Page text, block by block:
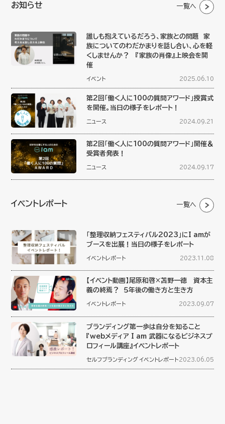
お知らせ 一覧へ
誰しも抱えているだろう、家族との問題 家
族についてのわだかまりを話し合い、心を軽
くしませんか？ 『家族の肖像』上映会を開
催
イベント 2025.06.10
第2回「働く人に100の質問アワード」授賞式
を開催。当日の様子をレポート！
ニュース 2024.09.21
第2回「働く人に100の質問アワード」開催＆
受賞者発表！
ニュース 2024.09.17
イベントレポート 一覧へ
「整理収納フェスティバル2023」にI amが
ブースを出展！当日の様子をレポート
イベントレポート 2023.11.08
【イベント動画】尾原和啓×苫野一徳 資本主
義の終焉？ ５年後の働き方と生き方
イベントレポート 2023.09.07
ブランディング第一歩は自分を知ること
『webメディア I am 武器になるビジネスプ
ロフィール講座』イベントレポート
セルフブランディング イベントレポート 2023.06.05